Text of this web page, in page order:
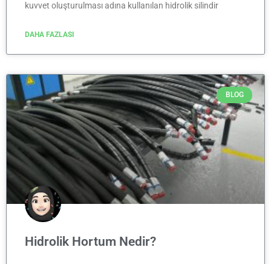
kuvvet oluşturulması adına kullanılan hidrolik silindir
DAHA FAZLASI
BLOG
Hidrolik Hortum Nedir?